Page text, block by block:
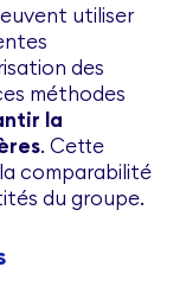
utiliser
des
méthodes
la
. Cette
comparabilité
du groupe.